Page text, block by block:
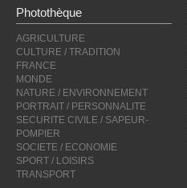
Photothèque
AGRICULTURE
CULTURE / TRADITION
FRANCE
MONDE
NATURE / ENVIRONNEMENT
PORTRAIT / PERSONNALITE
SECURITE CIVILE / SAPEUR-
POMPIER
SOCIETE / ECONOMIE
SPORT / LOISIRS
TRANSPORT